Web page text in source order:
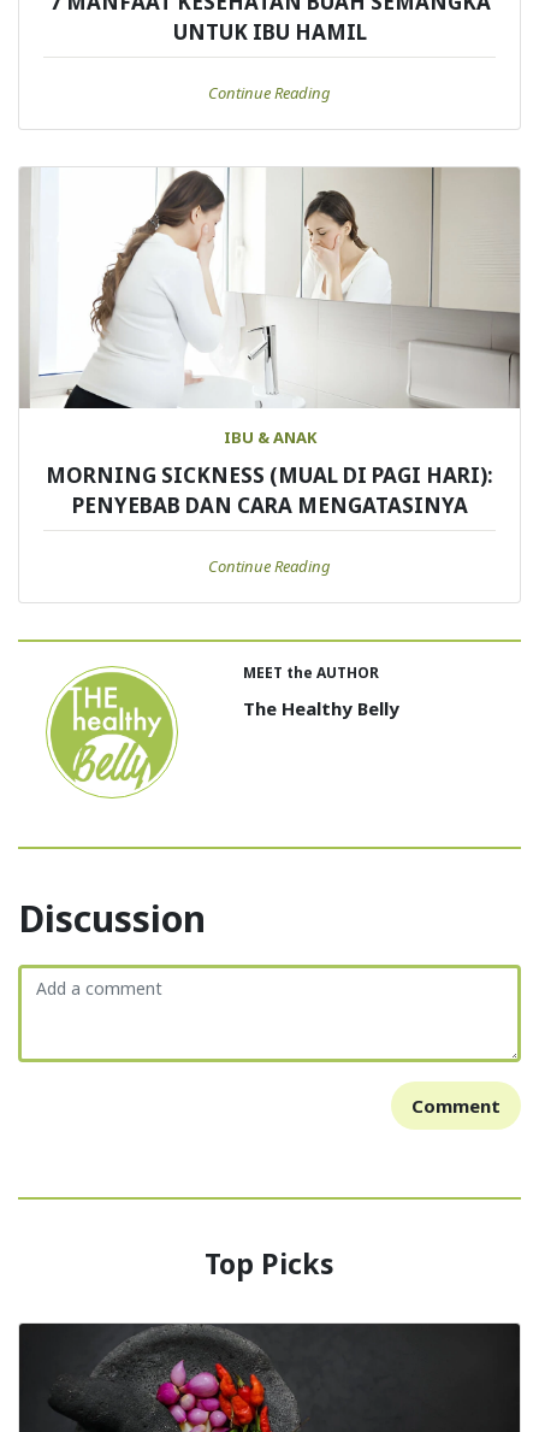
UNTUK IBU HAMIL
Continue Reading
IBU & ANAK
MORNING SICKNESS (MUAL DI PAGI HARI):
PENYEBAB DAN CARA MENGATASINYA
Continue Reading
MEET the AUTHOR
The Healthy Belly
Discussion
Comment
Top Picks